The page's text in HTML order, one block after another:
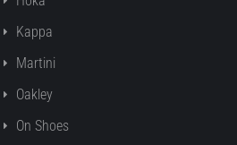
Kappa
Martini
Oakley
On Shoes